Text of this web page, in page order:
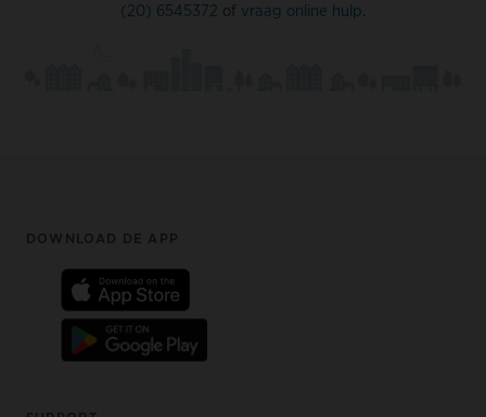
(20) 6545372 of vraag online hulp.
Footer
DOWNLOAD DE APP